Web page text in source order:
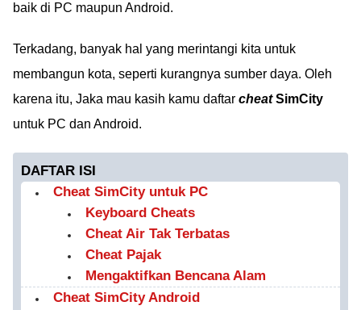
baik di PC maupun Android.
Terkadang, banyak hal yang merintangi kita untuk
membangun kota, seperti kurangnya sumber daya. Oleh
karena itu, Jaka mau kasih kamu daftar cheatSimCity
untuk PC dan Android.
DAFTAR ISI
Cheat SimCity untuk PC
Keyboard Cheats
Cheat Air Tak Terbatas
Cheat Pajak
Mengaktifkan Bencana Alam
Cheat SimCity Android